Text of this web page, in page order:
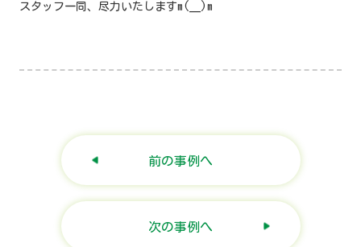
スタッフ一同、尽力いたしますm(__)m
前の事例へ
次の事例へ